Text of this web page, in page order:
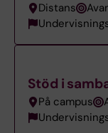
Distans
Stöd i
På campus